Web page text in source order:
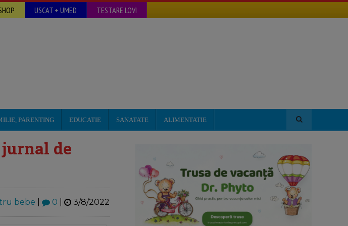
USCAT + UMED TESTARE LOVI
PARENTING EDUCATIE SANATATE ALIMENTATIE
de
bebe 0 3/8/2022